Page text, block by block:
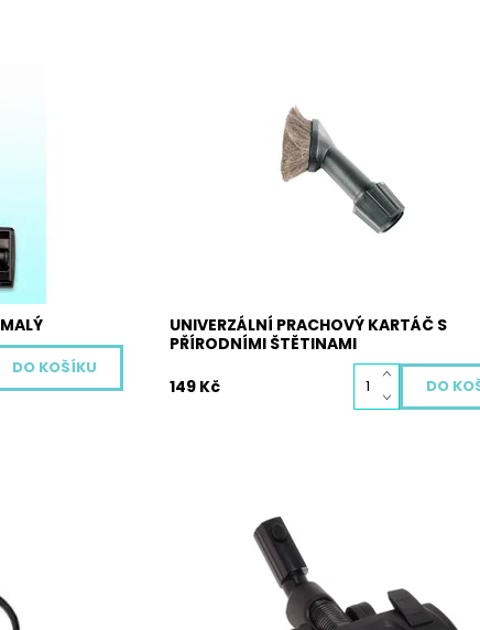
poháněným
typů
gumě
závitu
pro jakýkoliv
Prachový kartáč univerzální s maticí pro
kulatou trubku vysavače 28 až 37 mm.
Skladem
4020
UNIVERZÁLNÍ PRACHOVÝ KARTÁČ S
PŘÍRODNÍMI ŠTĚTINAMI
149 Kč
Univerzální podlahová hubice pro většinu
vysavačů Electrolux. Rozměr pro vsunutí
Skladem